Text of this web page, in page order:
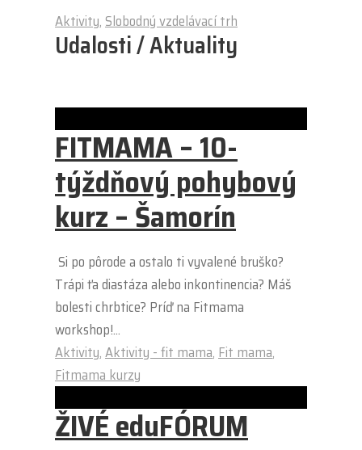
Aktivity, Slobodný vzdelávací trh
Udalosti / Aktuality
FITMAMA – 10-
týždňový pohybový
kurz – Šamorín
Si po pôrode a ostalo ti vyvalené bruško?
Trápi ťa diastáza alebo inkontinencia? Máš
bolesti chrbtice? Príď na Fitmama
workshop!...
Aktivity,Aktivity - fit mama, Fit mama,
Fitmama kurzy
ŽIVÉ eduFÓRUM